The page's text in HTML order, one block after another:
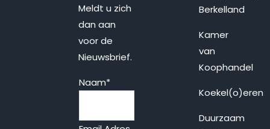
Meldt u zich
dan aan
voor de
Nieuwsbrief.
Naam*
Berkelland
Kamer
van
Koophandel
Koekel(o)eren
Duurzaam